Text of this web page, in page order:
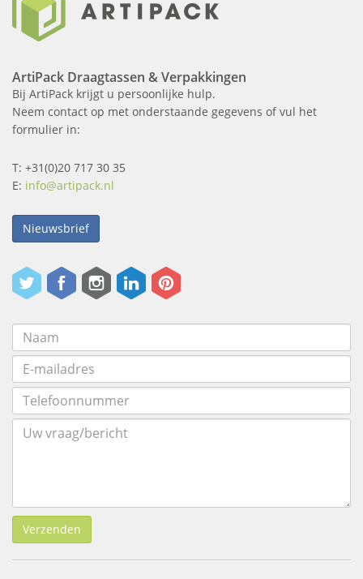
ArtiPack Draagtassen & Verpakkingen
Bij ArtiPack krijgt u persoonlijke hulp.
Neem contact op met onderstaande gegevens of vul het
formulier in:
T: +31(0)20 717 30 35
E: info@artipack.nl
Nieuwsbrief
Verzenden